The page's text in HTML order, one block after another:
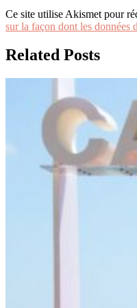
Ce site utilise Akismet pour
sur la façon dont les données
Related Posts